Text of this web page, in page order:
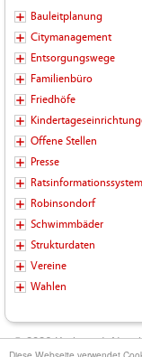
Bauleitplanung
Citymanagement
Entsorgungswege
Familienbüro
Friedhöfe
Offene Stellen
Presse
Ratsinformationssystem
Robinsondorf
Schwimmbäder
Strukturdaten
Vereine
Wahlen
© 2026 Kreisstadt